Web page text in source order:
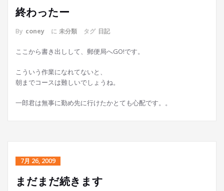
終わったー
By coney に 未分類 タグ 日記
ここから書き出しして、郵便局へGO!です。
こういう作業になれてないと、
朝までコースは難しいでしょうね。
一郎君は無事に勤め先に行けたかとても心配です。。
7月 26, 2009
まだまだ続きます